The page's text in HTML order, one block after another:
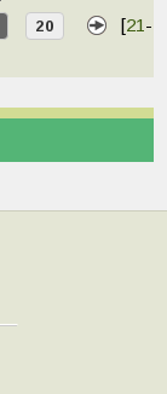
20 [21 -